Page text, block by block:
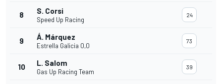
8 S. Corsi
Speed Up Racing
24
9 Á. Márquez
Estrella Galicia 0,0
73
10 L. Salom
Gas Up Racing Team
39